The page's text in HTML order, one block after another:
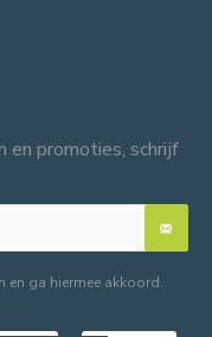
en promoties, schrijf
en ga hiermee akkoord.